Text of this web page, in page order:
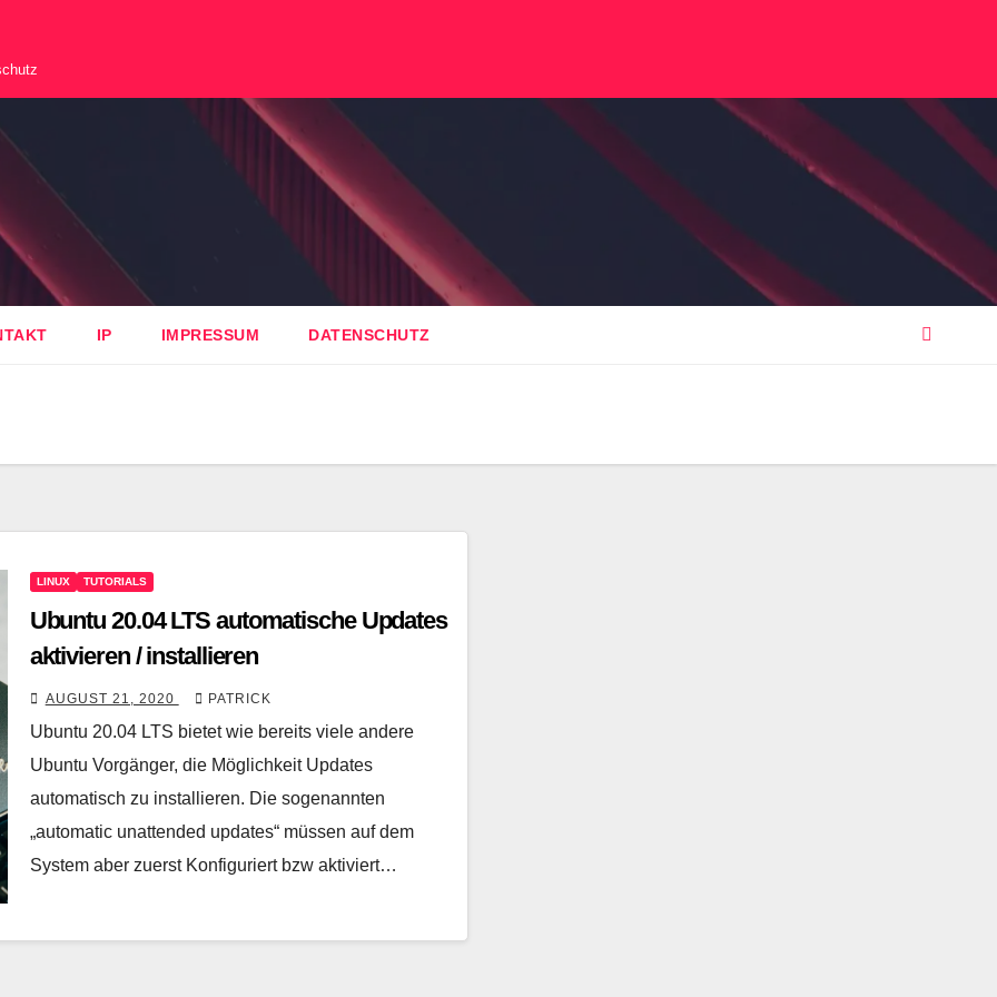
IP IMPRESSUM DATENSCHUTZ
LINUX TUTORIALS
Ubuntu 20.04 LTS automatische Updates
aktivieren / installieren
AUGUST 21, 2020 PATRICK
Ubuntu 20.04 LTS bietet wie bereits viele andere
Ubuntu Vorgänger, die Möglichkeit Updates
automatisch zu installieren. Die sogenannten
„automatic unattended updates“ müssen auf dem
System aber zuerst Konfiguriert bzw aktiviert…